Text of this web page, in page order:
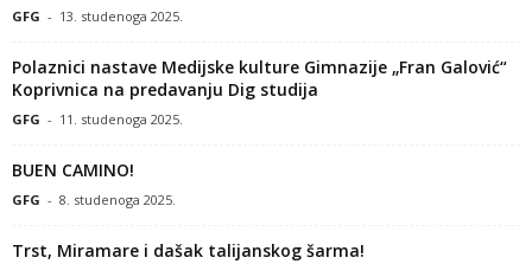
GFG - 13. studenoga 2025.
Polaznici nastave Medijske kulture Gimnazije „Fran Galović“
Koprivnica na predavanju Dig studija
GFG - 11. studenoga 2025.
BUEN CAMINO!
GFG - 8. studenoga 2025.
Trst, Miramare i dašak talijanskog šarma!